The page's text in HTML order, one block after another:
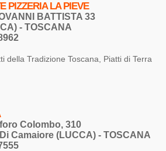
PIZZERIA LA PIEVE
BATTISTA 33
- TOSCANA
della Tradizione Toscana, Piatti di Terra
Colombo, 310
Camaiore (LUCCA) - TOSCANA